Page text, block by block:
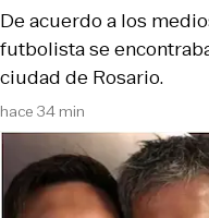
hace 34 min
De acuerdo a los
futbolista se
ciudad de Rosario.